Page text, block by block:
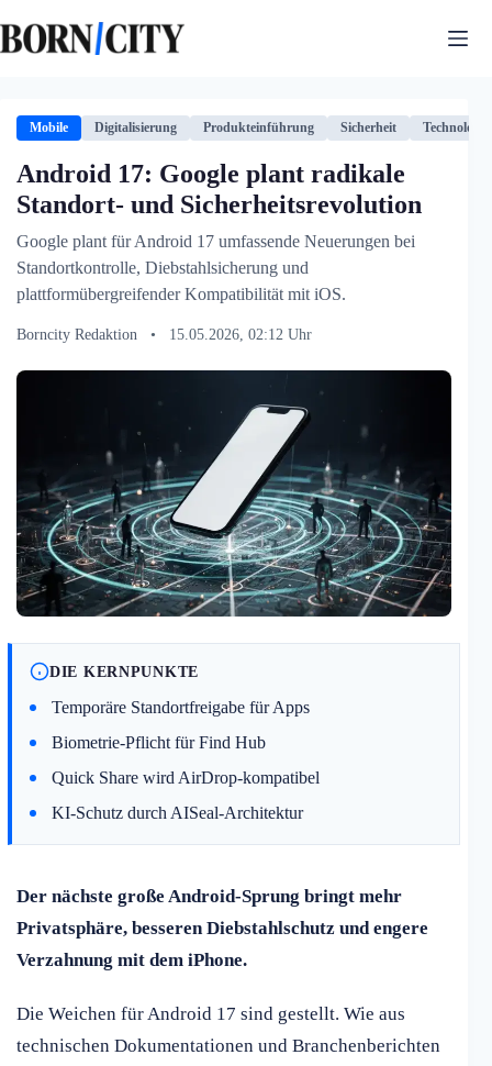
Inhalt
springen
Mobile Digitalisierung Produkteinführung Sicherheit Technologie
Android 17: Google plant radikale
Standort- und Sicherheitsrevolution
Google plant für Android 17 umfassende Neuerungen bei
Standortkontrolle, Diebstahlsicherung und
plattformübergreifender Kompatibilität mit iOS.
Borncity Redaktion • 15.05.2026, 02:12 Uhr
DIE KERNPUNKTE
Temporäre Standortfreigabe für Apps
Biometrie-Pflicht für Find Hub
Quick Share wird AirDrop-kompatibel
KI-Schutz durch AISeal-Architektur
Der nächste große Android-Sprung bringt mehr
Privatsphäre, besseren Diebstahlschutz und engere
Verzahnung mit dem iPhone.
Die Weichen für Android 17 sind gestellt. Wie aus
technischen Dokumentationen und Branchenberichten